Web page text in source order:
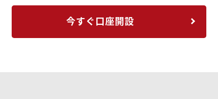
今すぐ口座開設